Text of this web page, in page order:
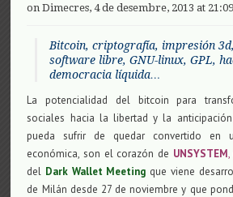
on Dimecres, 4 de desembre, 2013 at 21:09
Bitcoin, criptografía, impresión
software libre, GNU-linux, GPL,
democracia líquida…
La potencialidad del bitcoin para
sociales hacia la libertad y la
pueda sufrir de quedar convertido en
económica, son el corazón de UNSYSTEM,
del Dark Wallet Meeting que viene
de Milán desde 27 de noviembre y que